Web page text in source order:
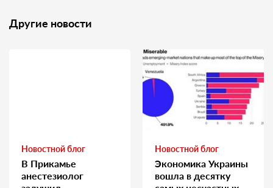
Другие новости
Новостной блог
В Прикамье
анестезиолог
Новостной блог
Экономика Украины
вошла в десятку